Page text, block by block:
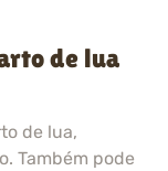
de lua
de lua,
Também pode